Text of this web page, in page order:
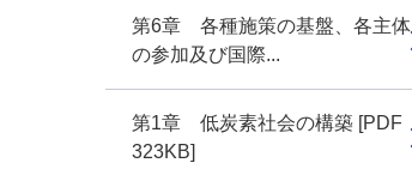
第6章 各種施策の基盤、各主体
の参加及び国際...
第1章 低炭素社会の構築 [PDF
323KB]